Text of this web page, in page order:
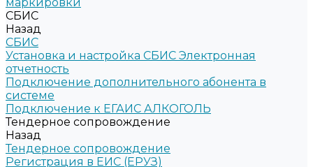
СБИС
Назад
СБИС
Установка и настройка СБИС Электронная
отчетность
Подключение дополнительного абонента в
системе
Подключение к ЕГАИС АЛКОГОЛЬ
Тендерное сопровождение
Назад
Тендерное сопровождение
Регистрация в ЕИС (ЕРУЗ)